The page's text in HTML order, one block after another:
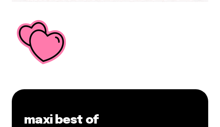
[…] La Maison Charié, 4 place Raspail (10h-
18h30).Un petit brunch précipitable avec un
soupçon de cuisine libanaise. Les gourmands ne
manqueront pas de terminer leur repas par une
cheesecake). 13€ Lire notre article sur la Maison
Charié […]
Répondre
maxi best of